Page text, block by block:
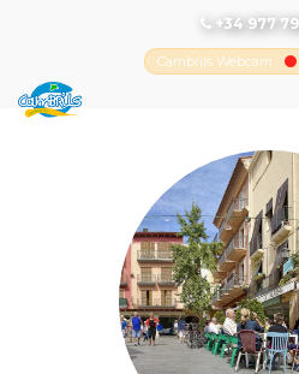
+34 977
Cambrils Webcam